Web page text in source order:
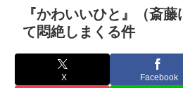
『かわいいひと』（斎
て悶絶しまくる件
X Facebook